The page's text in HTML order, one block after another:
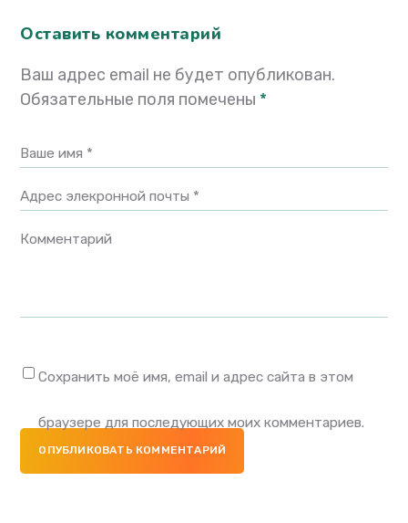
Оставить комментарий
Ваш адрес email не будет опубликован.
Обязательные поля помечены *
Ваше имя *
Адрес элекронной почты *
Комментарий
Сохранить моё имя, email и адрес сайта в этом
браузере для последующих моих комментариев.
ОПУБЛИКОВАТЬ КОММЕНТАРИЙ